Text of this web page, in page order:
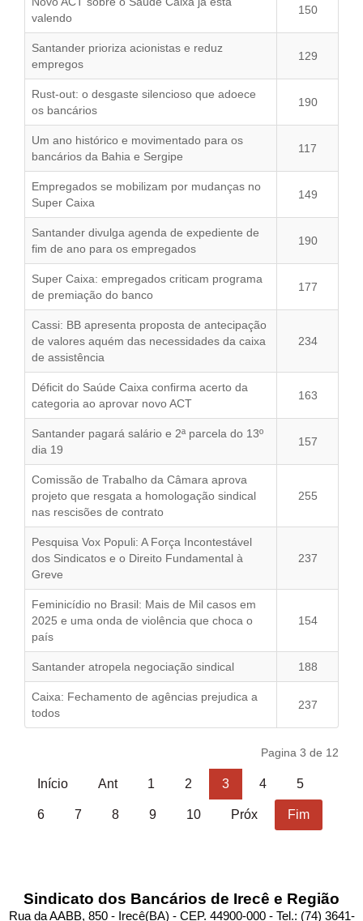
valendo
150
Santander prioriza acionistas e reduz
empregos
129
Rust-out: o desgaste silencioso que adoece
os bancários
190
Um ano histórico e movimentado para os
bancários da Bahia e Sergipe
117
Empregados se mobilizam por mudanças no
Super Caixa
149
Santander divulga agenda de expediente de
fim de ano para os empregados
190
Super Caixa: empregados criticam programa
de premiação do banco
177
Cassi: BB apresenta proposta de antecipação
de valores aquém das necessidades da caixa
de assistência
234
Déficit do Saúde Caixa confirma acerto da
categoria ao aprovar novo ACT
163
Santander pagará salário e 2ª parcela do 13º
dia 19
157
Comissão de Trabalho da Câmara aprova
projeto que resgata a homologação sindical
nas rescisões de contrato
255
Pesquisa Vox Populi: A Força Incontestável
dos Sindicatos e o Direito Fundamental à
Greve
237
Feminicídio no Brasil: Mais de Mil casos em
2025 e uma onda de violência que choca o
país
154
Santander atropela negociação sindical 188
Caixa: Fechamento de agências prejudica a
todos
237
Pagina 3 de 12
Início Ant 1 2 3 4 5
6 7 8 9 10 Próx Fim
Sindicato dos Bancários de Irecê e Região
Rua da AABB, 850 - Irecê(BA) - CEP. 44900-000 - Tel.: (74) 3641-